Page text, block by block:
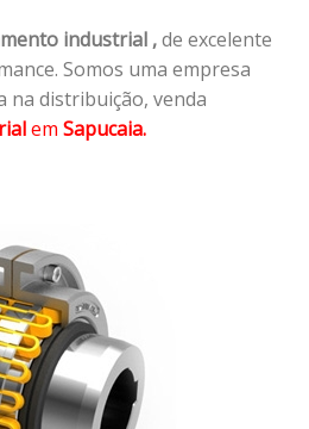
industrial ,de excelente
Somos uma empresa
na distribuição, venda
em Sapucaia.